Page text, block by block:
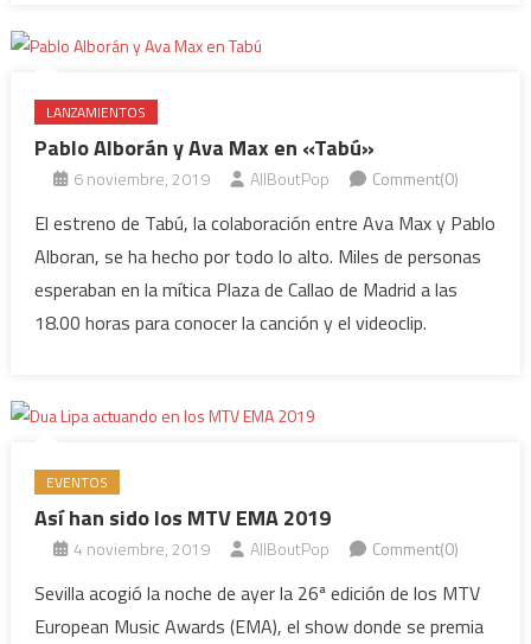
LANZAMIENTOS
Pablo Alborán y Ava Max en «Tabú»
6 noviembre, 2019 AllBoutPop Comment(0)
El estreno de Tabú, la colaboración entre Ava Max y Pablo
Alboran, se ha hecho por todo lo alto. Miles de personas
esperaban en la mítica Plaza de Callao de Madrid a las
18.00 horas para conocer la canción y el videoclip.
EVENTOS
Así han sido los MTV EMA 2019
4 noviembre, 2019 AllBoutPop Comment(0)
Sevilla acogió la noche de ayer la 26ª edición de los MTV
European Music Awards (EMA), el show donde se premia